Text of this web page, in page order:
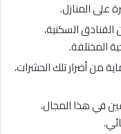
على المنازل.
السكنية،
المختلفة.
من أضرار تلك الحشرات،
في هذا المجال،